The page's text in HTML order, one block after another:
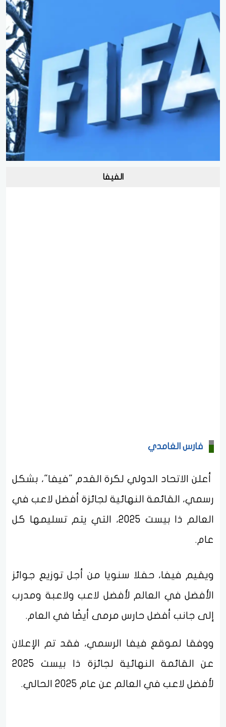
الفيفا
فارس الغامدي
أعلن الاتحاد الدولي لكرة القدم "فيفا"، بشكل
رسمي، القائمة النهائية لجائزة أفضل لاعب في
العالم ذا بيست 2025، التي يتم تسليمها كل
عام.
ويقيم فيفا، حفلا سنويا من أجل توزيع جوائز
الأفضل في العالم لأفضل لاعب ولاعبة ومدرب
إلى جانب أفضل حارس مرمى أيضًا في العام.
ووفقا لموقع فيفا الرسمي، فقد تم الإعلان
عن القائمة النهائية لجائزة ذا بيست 2025
لأفضل لاعب في العالم عن عام 2025 الحالي.